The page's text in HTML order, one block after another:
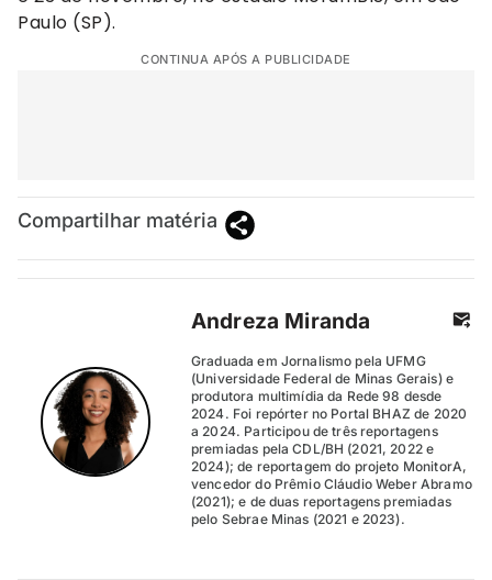
Paulo (SP).
CONTINUA APÓS A PUBLICIDADE
Compartilhar matéria
Andreza Miranda
Graduada em Jornalismo pela UFMG
(Universidade Federal de Minas Gerais) e
produtora multimídia da Rede 98 desde
2024. Foi repórter no Portal BHAZ de 2020
a 2024. Participou de três reportagens
premiadas pela CDL/BH (2021, 2022 e
2024); de reportagem do projeto MonitorA,
vencedor do Prêmio Cláudio Weber Abramo
(2021); e de duas reportagens premiadas
pelo Sebrae Minas (2021 e 2023).